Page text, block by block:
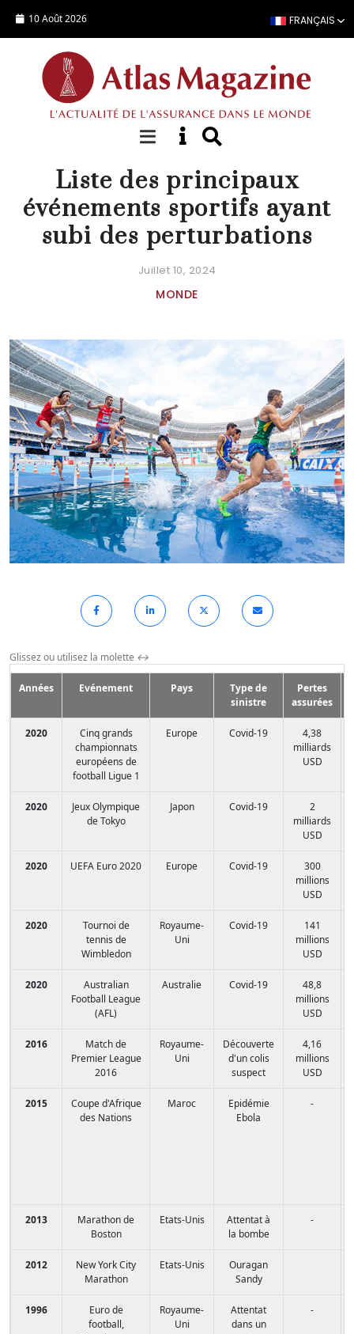
10 Août 2026 FRANÇAIS
DOSSIER SPÉCIAL
Liste des principaux
événements sportifs ayant
subi des perturbations
Juillet 10, 2024
MONDE
Glissez ou utilisez la molette ↔
Années Evénement Pays
Type de
sinistre
Pertes
assurées
2020
Cinq grands
championnats
européens de
football Ligue 1
Europe Covid-19
4,38
milliards
USD
2020
Jeux Olympique
de Tokyo
Japon Covid-19
2
milliards
USD
2020 UEFA Euro 2020 Europe Covid-19
300
millions
USD
2020
Tournoi de
tennis de
Wimbledon
Royaume-
Uni
Covid-19
141
millions
USD
2020
Australian
Football League
(AFL)
Australie Covid-19
48,8
millions
USD
2016
Match de
Premier League
2016
Royaume-
Uni
Découverte
d'un colis
suspect
4,16
millions
USD
2015
Coupe d'Afrique
des Nations
Maroc
Epidémie
Ebola
-
2013
Marathon de
Boston
Etats-Unis
Attentat à
la bombe
-
2012
New York City
Marathon
Etats-Unis
Ouragan
Sandy
1996
Euro de
football,
Royaume-
Uni
Attentat
dans un
-